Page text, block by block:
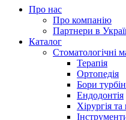
Про нас
Про компанію
Партнери в
Каталог
Стоматологічні
Терапія
Ортопедія
Бори
Ендодонтія
Хірургія